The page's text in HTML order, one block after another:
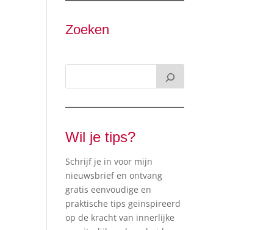
Zoeken
Wil je tips?
Schrijf je in voor mijn
nieuwsbrief en ontvang
gratis eenvoudige en
praktische tips geïnspireerd
op de kracht van innerlijke